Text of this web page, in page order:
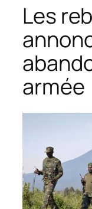
Les
armée